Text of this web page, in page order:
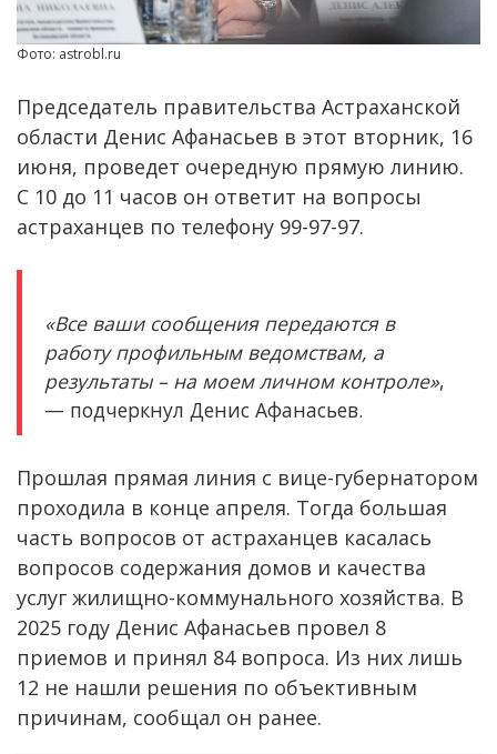
Фото: astrobl.ru
Председатель правительства Астраханской
области Денис Афанасьев в этот вторник, 16
июня, проведет очередную прямую линию.
С 10 до 11 часов он ответит на вопросы
астраханцев по телефону 99-97-97.
«Все ваши сообщения передаются в
работу профильным ведомствам, а
результаты – на моем личном контроле»,
— подчеркнул Денис Афанасьев.
Прошлая прямая линия с вице-губернатором
проходила в конце апреля. Тогда большая
часть вопросов от астраханцев касалась
вопросов содержания домов и качества
услуг жилищно-коммунального хозяйства. В
2025 году Денис Афанасьев провел 8
приемов и принял 84 вопроса. Из них лишь
12 не нашли решения по объективным
причинам, сообщал он ранее.